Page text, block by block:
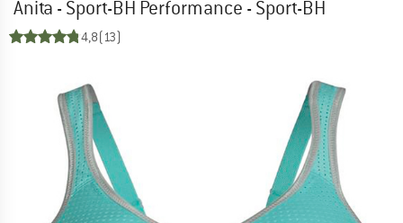
Anita - Sport-BH Performance - Sport-BH
4,8(13)